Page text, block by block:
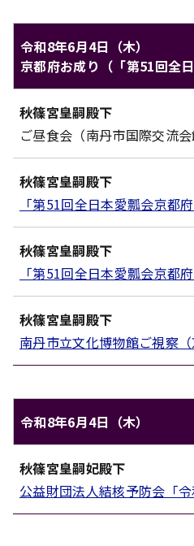
令和8年6月4日（木）
京都府お成り（「第51回全
対象 内容
秋篠宮皇嗣殿下
ご昼食会（南丹市国際交流会
秋篠宮皇嗣殿下
「第51回全日本愛瓢会京都
秋篠宮皇嗣殿下
「第51回全日本愛瓢会京都
秋篠宮皇嗣殿下
南丹市立文化博物館ご視察（
令和8年6月4日（木）
対象 内容
秋篠宮皇嗣妃殿下
公益財団法人結核予防会「